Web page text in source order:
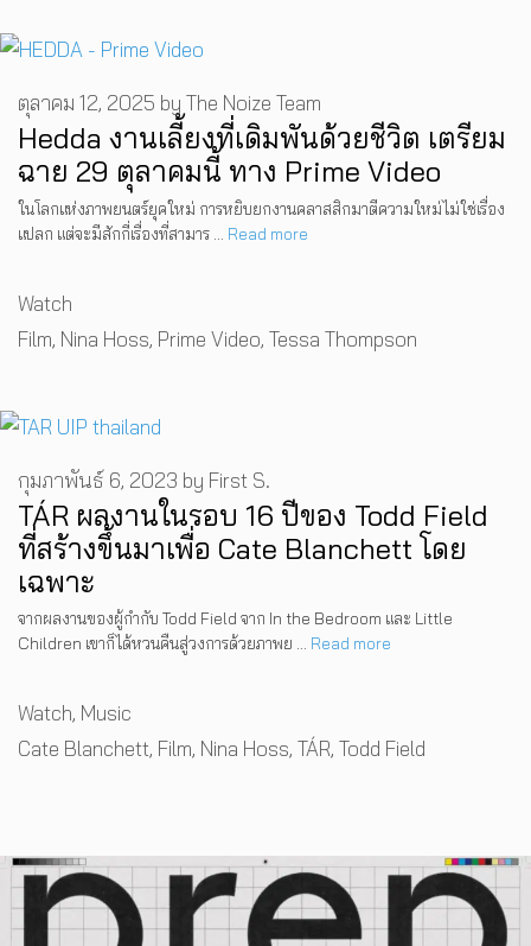
Hedda งานเลี้ยงที่เดิมพันด้วยชีวิต เตรียม
ฉาย 29 ตุลาคมนี้ ทาง Prime Video
ตุลาคม 12, 2025 by The Noize Team
ในโลกแห่งภาพยนตร์ยุคใหม่ การหยิบยกงานคลาสสิกมาตีความใหม่ไม่ใช่เรื่อง
แปลก แต่จะมีสักกี่เรื่องที่สามาร … Read more
Categories
Watch
Tags
Film, Nina Hoss, Prime Video, Tessa Thompson
TÁR ผลงานในรอบ 16 ปีของ Todd Field
ที่สร้างขึ้นมาเพื่อ Cate Blanchett โดย
เฉพาะ
กุมภาพันธ์ 6, 2023 by First S.
จากผลงานของผู้กำกับ Todd Field จาก In the Bedroom และ Little
Children เขาก็ได้หวนคืนสู่วงการด้วยภาพย … Read more
Categories
Watch, Music
Tags
Cate Blanchett, Film, Nina Hoss, TÁR, Todd Field